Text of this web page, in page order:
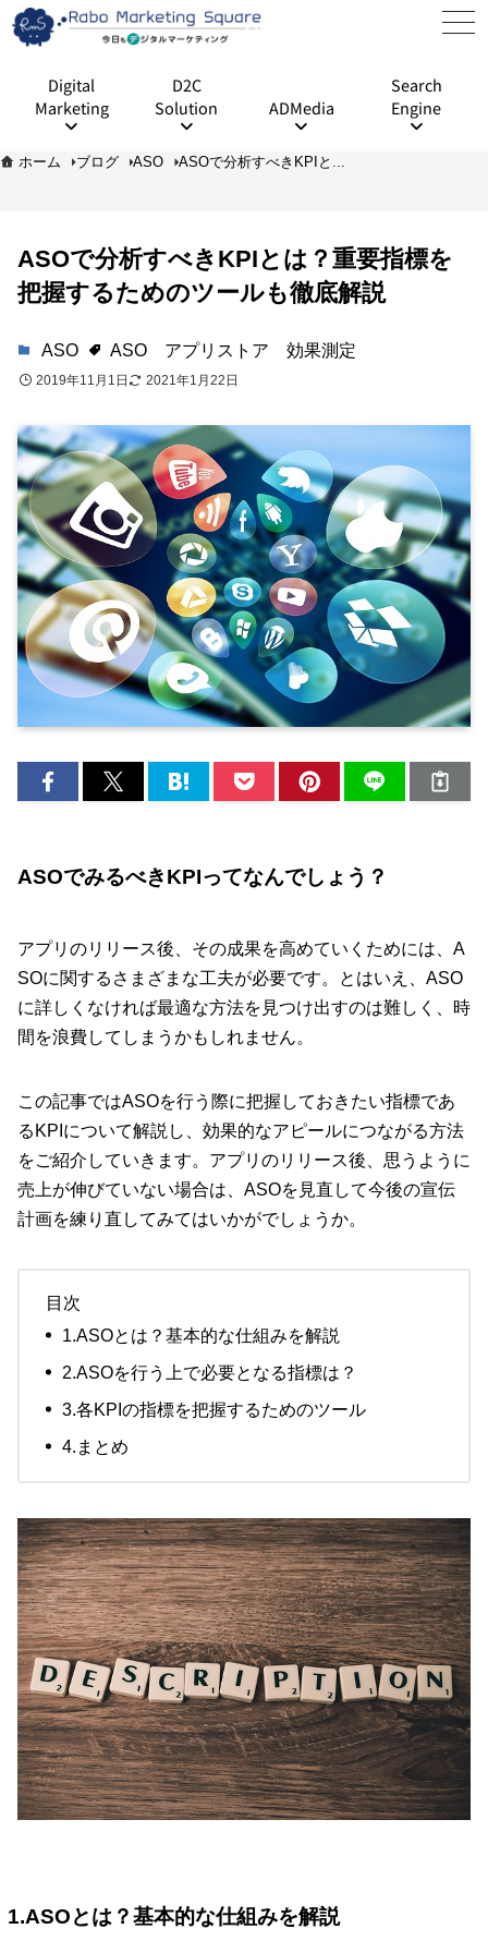
Digital
Marketing
D2C
Solution
ADMedia
Search
Engine
ホーム ブログ ASO ASOで分析すべきKPIと...
ASOで分析すべきKPIとは？重要指標を
把握するためのツールも徹底解説
ASO ASO アプリストア 効果測定
2019年11月1日 2021年1月22日
ASOでみるべきKPIってなんでしょう？
アプリのリリース後、その成果を高めていくためには、A
SOに関するさまざまな工夫が必要です。とはいえ、ASO
に詳しくなければ最適な方法を見つけ出すのは難しく、時
間を浪費してしまうかもしれません。
この記事ではASOを行う際に把握しておきたい指標であ
るKPIについて解説し、効果的なアピールにつながる方法
をご紹介していきます。アプリのリリース後、思うように
売上が伸びていない場合は、ASOを見直して今後の宣伝
計画を練り直してみてはいかがでしょうか。
目次
1.ASOとは？基本的な仕組みを解説
2.ASOを行う上で必要となる指標は？
3.各KPIの指標を把握するためのツール
4.まとめ
1.ASOとは？基本的な仕組みを解説